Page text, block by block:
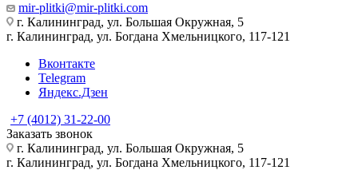
mir-plitki@mir-plitki.com
г. Калининград, ул. Большая Окружная, 5
г. Калининград, ул. Богдана Хмельницкого, 117-121
Вконтакте
Telegram
Яндекс.Дзен
+7 (4012) 31-22-00
Заказать звонок
г. Калининград, ул. Большая Окружная, 5
г. Калининград, ул. Богдана Хмельницкого, 117-121